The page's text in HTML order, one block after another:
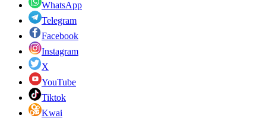
WhatsApp
Telegram
Facebook
Instagram
X
YouTube
Tiktok
Kwai